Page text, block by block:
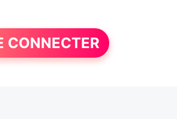
CONNECTER